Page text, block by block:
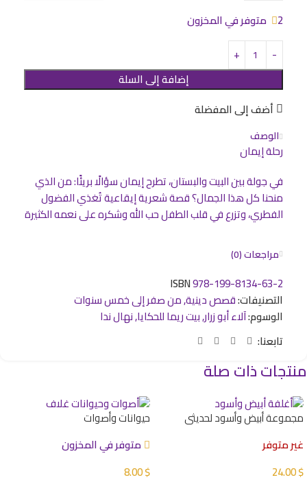
2 متوفر في المخزون
إضافة إلى السلة
أضف إلى المفضلة
الوصف
رحلة إيمان
في جولة بين البيت والبستان، تطرح إيمان سؤالًا بريئًا: من الذي
منحنا كل هذا الجمال؟ قصة شعرية إيقاعية تُغذي الفضول
الفطري، وتزرع في قلب الطفل حب الله وشكره على نعمه الكثيرة
مراجعات (0)
ISBN978-199-8134-63-2
التصنيفات:قصص دينية,من صفر إلى خمس سنوات
الوسوم:آلاء أبو زرار,بيت ريما للحكايا,نهال ندا
تابعنا:
منتجات ذات صلة
مجموعة أبيض وأسود لحديثي
غير متوفر
24.00$
حيوانات وأصوات
متوفر في المخزون
8.00$